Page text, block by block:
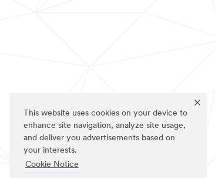
This website uses cookies on your device to
enhance site navigation, analyze site usage,
and deliver you advertisements based on
your interests.
Cookie Notice